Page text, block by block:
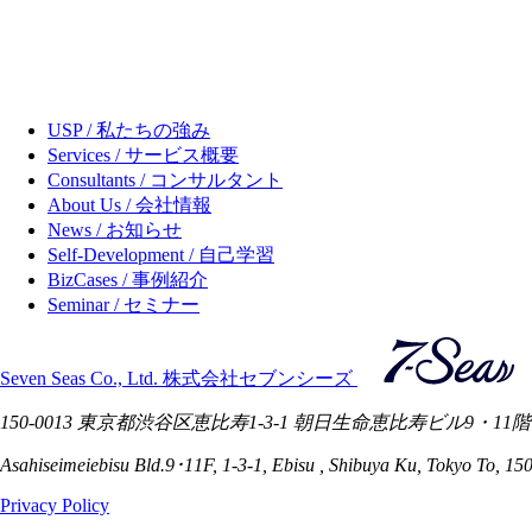
USP / 私たちの強み
Services / サービス概要
Consultants / コンサルタント
About Us / 会社情報
News / お知らせ
Self-Development / 自己学習
BizCases / 事例紹介
Seminar / セミナー
Seven Seas Co., Ltd. 株式会社セブンシーズ
150-0013 東京都渋谷区恵比寿1-3-1 朝日生命恵比寿ビル9・11階
Asahiseimeiebisu Bld.9･11F, 1-3-1, Ebisu , Shibuya Ku, Tokyo To,
Privacy Policy